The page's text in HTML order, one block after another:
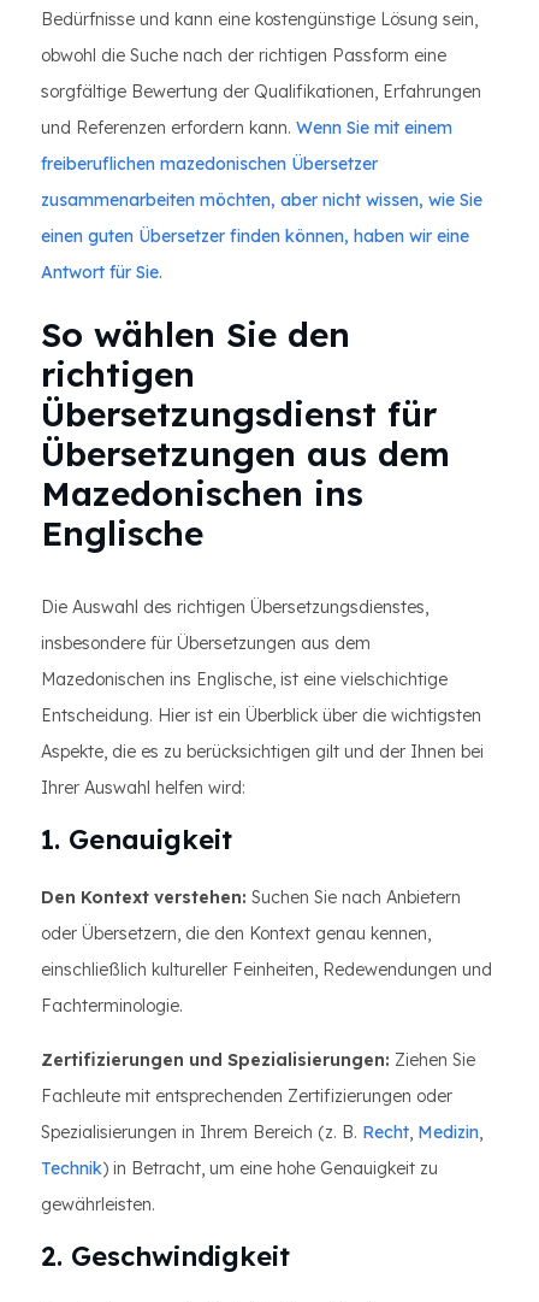
Bedürfnisse und kann eine kostengünstige Lösung sein,
obwohl die Suche nach der richtigen Passform eine
sorgfältige Bewertung der Qualifikationen, Erfahrungen
und Referenzen erfordern kann. Wenn Sie mit einem
freiberuflichen mazedonischen Übersetzer
zusammenarbeiten möchten, aber nicht wissen, wie Sie
einen guten Übersetzer finden können, haben wir eine
Antwort für Sie.
So wählen Sie den
richtigen
Übersetzungsdienst für
Übersetzungen aus dem
Mazedonischen ins
Englische
Die Auswahl des richtigen Übersetzungsdienstes,
insbesondere für Übersetzungen aus dem
Mazedonischen ins Englische, ist eine vielschichtige
Entscheidung. Hier ist ein Überblick über die wichtigsten
Aspekte, die es zu berücksichtigen gilt und der Ihnen bei
Ihrer Auswahl helfen wird:
1. Genauigkeit
Den Kontext verstehen: Suchen Sie nach Anbietern
oder Übersetzern, die den Kontext genau kennen,
einschließlich kultureller Feinheiten, Redewendungen und
Fachterminologie.
Zertifizierungen und Spezialisierungen: Ziehen Sie
Fachleute mit entsprechenden Zertifizierungen oder
Spezialisierungen in Ihrem Bereich (z. B. Recht, Medizin,
Technik) in Betracht, um eine hohe Genauigkeit zu
gewährleisten.
2. Geschwindigkeit